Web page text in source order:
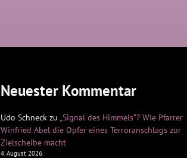
Neuester Kommentar
Udo Schneck zu „Signal des Himmels“? Wie Pfarrer
Winfried Abel die Opfer eines Terroranschlags zur
Zielscheibe macht
4. August 2026